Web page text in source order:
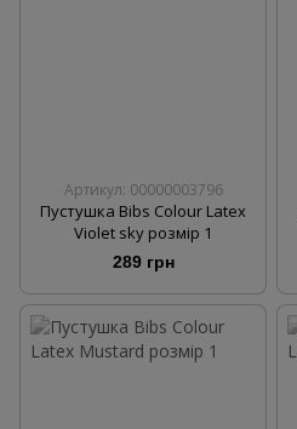
Артикул: 00000003796
Пустушка Bibs Colour Latex
Violet sky розмір 1
289 грн